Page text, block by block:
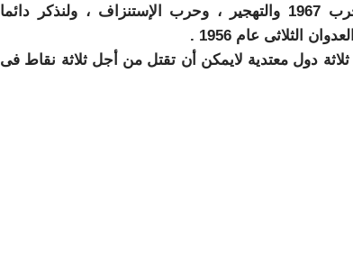
معاناتهم أثناء حرب 1967 والتهجير ، وحرب الإستنزاف ، ولنذكر دائما
الثلاثى عام 1956 .
دول معتدية لايمكن أن تقتل من أجل ثلاثة نقاط فى